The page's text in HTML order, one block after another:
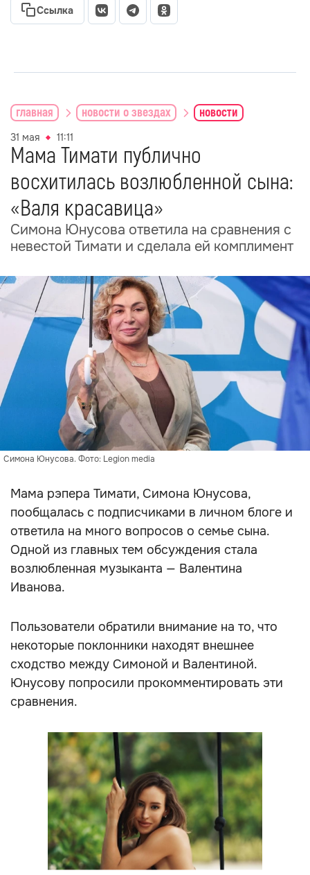
Ссылка
главная новости о звездах новости
31 мая 11:11
Мама Тимати публично
восхитилась возлюбленной сына:
«Валя красавица»
Симона Юнусова ответила на сравнения с
невестой Тимати и сделала ей комплимент
Симона Юнусова. Фото: Legion media
Мама рэпера Тимати, Симона Юнусова,
пообщалась с подписчиками в личном блоге и
ответила на много вопросов о семье сына.
Одной из главных тем обсуждения стала
возлюбленная музыканта — Валентина
Иванова.
Пользователи обратили внимание на то, что
некоторые поклонники находят внешнее
сходство между Симоной и Валентиной.
Юнусову попросили прокомментировать эти
сравнения.